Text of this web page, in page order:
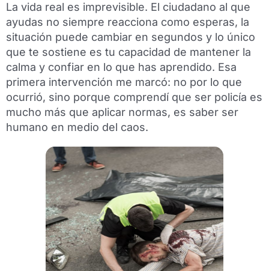
La vida real es imprevisible. El ciudadano al que
ayudas no siempre reacciona como esperas, la
situación puede cambiar en segundos y lo único
que te sostiene es tu capacidad de mantener la
calma y confiar en lo que has aprendido. Esa
primera intervención me marcó: no por lo que
ocurrió, sino porque comprendí que ser policía es
mucho más que aplicar normas, es saber ser
humano en medio del caos.